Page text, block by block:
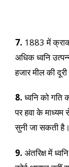
7. 1883 में
अधिक ध्वनि
हजार मील की
8. ध्वनि को गति
पर हवा के माध्यम
सुनी जा सकती है।
9. अंतरिक्ष में